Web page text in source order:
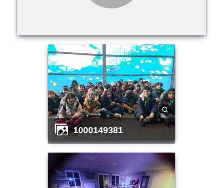
1000149381